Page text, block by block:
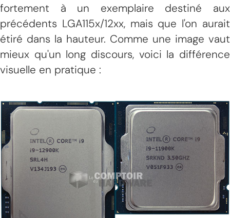
fortement à un exemplaire destiné aux
précédents LGA115x/12xx, mais que l'on aurait
étiré dans la hauteur. Comme une image vaut
mieux qu'un long discours, voici la différence
visuelle en pratique :